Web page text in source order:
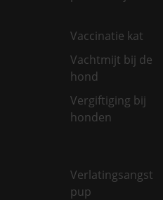
Vaccinatie kat
Vachtmijt bij de
hond
Vergiftiging bij
honden
Verlatingsangst
pup